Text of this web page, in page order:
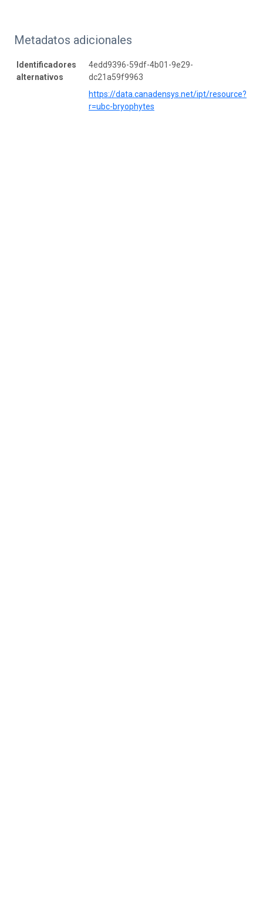
Metadatos adicionales
Identificadores
alternativos
4edd9396-59df-4b01-9e29-
dc21a59f9963
https://data.canadensys.net/ipt/resource?
r=ubc-bryophytes